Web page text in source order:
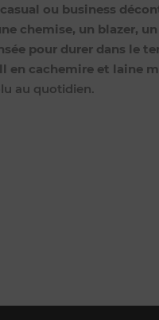
ou business
chemise, un blazer,
pour durer dans le
en cachemire et laine
au quotidien.